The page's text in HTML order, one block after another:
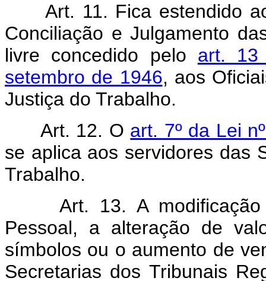
Art. 11. Fica estendido
Conciliação e Julgamento
livre concedido pelo art. 13
setembro de 1946, aos
Justiça do Trabalho.
Art. 12. O art. 7º da Lei
se aplica aos servidores das
Trabalho.
Art. 13. A
Pessoal, a alteração de
símbolos ou o aumento de
Secretarias dos Tribunais